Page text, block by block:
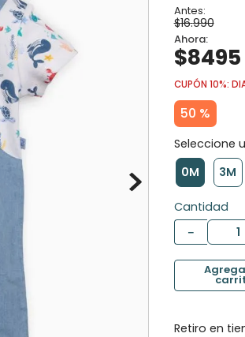
$16.990
$8495
CUPÓN 10%:
50 %
0M 3M
Cantidad
－
Retiro en